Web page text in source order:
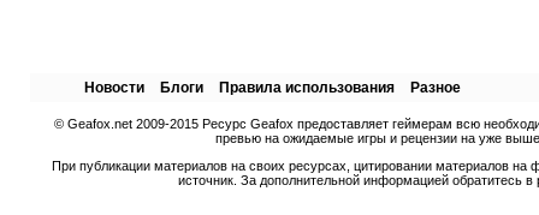
Новости Блоги Правила использования Разное
© Geafox.net 2009-2015 Ресурс Geafox предоставляет геймерам всю
превью на ожидаемые игры и рецензии на уже
При публикации материалов на своих ресурсах, цитировании материалов
источник. За дополнительной информацией обратитесь